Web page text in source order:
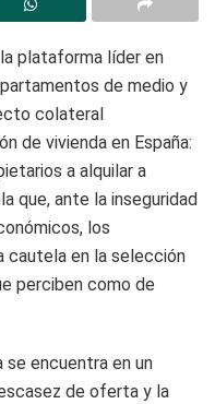
plataforma líder en
de medio y
colateral
de vivienda en España:
a alquilar a
que, ante la inseguridad
los
cautela en la selección
perciben como de
se encuentra en un
de oferta y la